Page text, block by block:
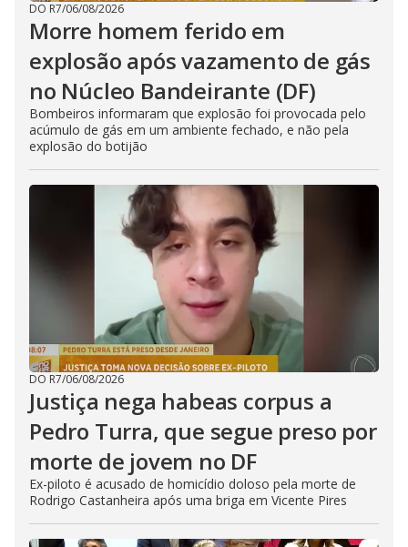
DO R7/06/08/2026
Morre homem ferido em
explosão após vazamento de gás
no Núcleo Bandeirante (DF)
Bombeiros informaram que explosão foi provocada pelo
acúmulo de gás em um ambiente fechado, e não pela
explosão do botijão
DO R7/06/08/2026
Justiça nega habeas corpus a
Pedro Turra, que segue preso por
morte de jovem no DF
Ex-piloto é acusado de homicídio doloso pela morte de
Rodrigo Castanheira após uma briga em Vicente Pires